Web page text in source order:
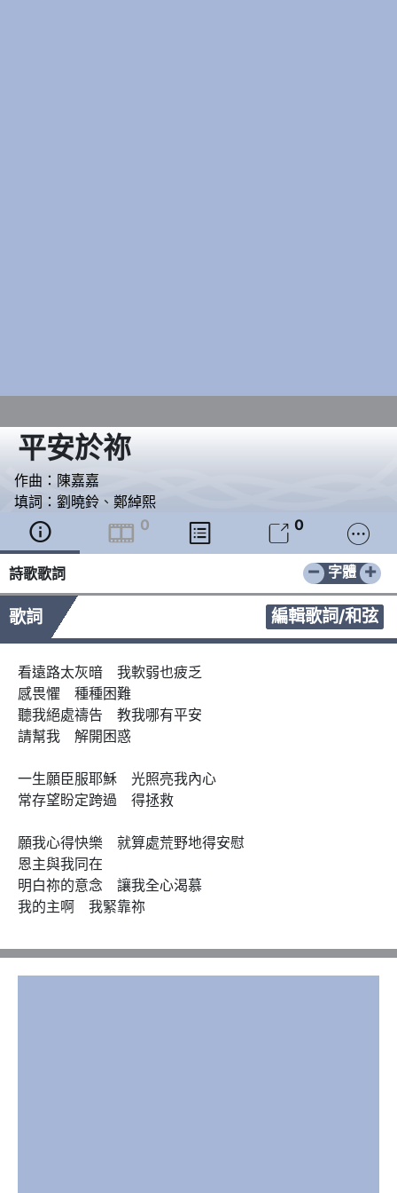
平安於祢
作曲： 陳嘉嘉
填詞： 劉曉鈴 、 鄭綽熙
  0   0 
詩歌歌詞 − +
字體
歌詞 編輯歌詞/和弦
看遠路太灰暗　我軟弱也疲乏
感畏懼　種種困難
聽我絕處禱告　教我哪有平安
請幫我　解開困惑
一生願臣服耶穌　光照亮我內心
常存望盼定跨過　得拯救
願我心得快樂　就算處荒野地得安慰
恩主與我同在
明白祢的意念　讓我全心渴慕
我的主啊　我緊靠祢